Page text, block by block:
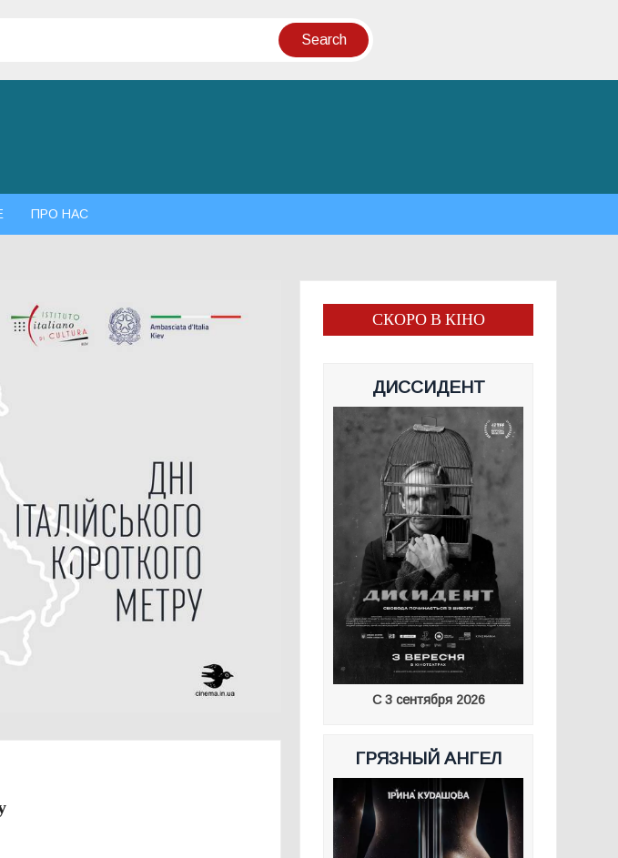
ПРО НАС
СКОРО В КІНО
ДИССИДЕНТ
С 3 сентября 2026
ГРЯЗНЫЙ АНГЕЛ